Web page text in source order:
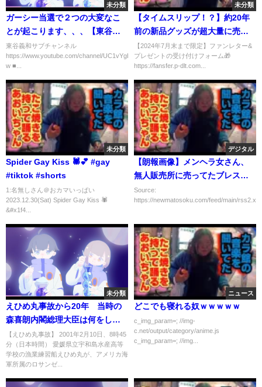
未分類
ガーシー当選で２つの大変なこ
とが起こります、、、【東谷義
和・ガーシーch】 芸能界の闇,暴
露,切り抜き,
東谷義和サブチャンネル
https://www.youtube.com/channel/UC1vYgHei6CvL1IzRyuOZ_-
w ■...
未分類
【タイムスリップ！？】約20年
前の新品グッズが超大量に売れ
残ってる激ヤバアニメショップ
に潜入してきた…【推しの子｜
ラブライブ！｜ハルヒ｜一番く
じ｜推し活】
【2024年7月末まで限定】ファンレター&
プレゼントの受け付けフォーム🎁
https://fansfer.p-dlt.com...
未分類
Spider Gay Kiss 🕷️💕 #gay
#tiktok #shorts
1:名無しさん＠おカマいっぱい
2023.12.30(Sat) Spider Gay Kiss 🕷️
&#x1f4...
デジタル
【朗報画像】メンヘラ女さん、
無人販売所に売ってたブレスレ
ットで癒やされる
Source:
https://newmatosoku.com/feed/main/
未分類
えひめ丸事故から20年 当時の
森喜朗内閣総理大臣は何をして
いたのか・・・
【えひめ丸事故】 2001年2月10日、8時45
分（日本時間） 愛媛県立宇和島水産高等
学校の漁業練習船えひめ丸が、アメリカ海
軍所属のロサンゼ...
ニュース
どこでも寝れる奴ｗｗｗｗｗ
c_img_param=; //img-
c.net/output/category/anime.js
c_img_param=; //img...